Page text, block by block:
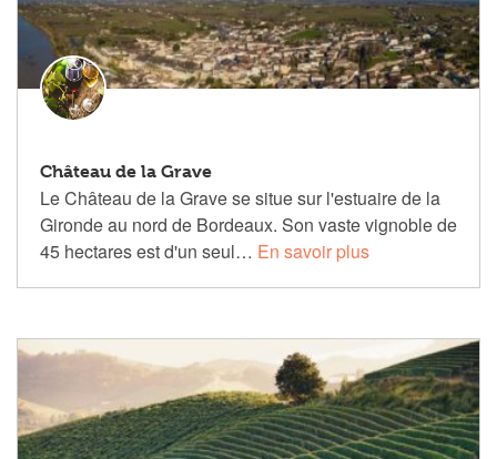
Château de la Grave
Le Château de la Grave se situe sur l'estuaire de la
Gironde au nord de Bordeaux. Son vaste vignoble de
45 hectares est d'un seul… En savoir plus